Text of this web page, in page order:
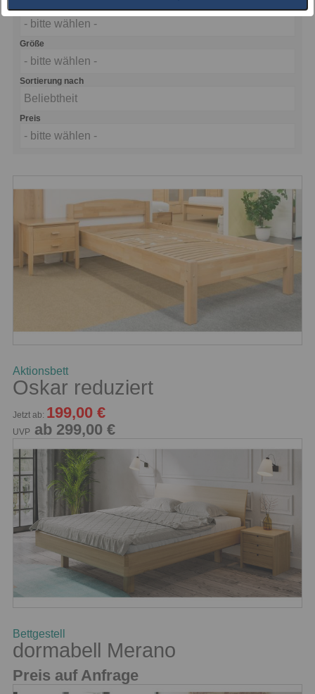
- bitte wählen -
Größe
- bitte wählen -
Sortierung nach
Beliebtheit
Preis
- bitte wählen -
Aktionsbett
Oskar reduziert
Jetzt ab: 199,00 €
UVP ab 299,00 €
Bettgestell
dormabell Merano
Preis auf Anfrage